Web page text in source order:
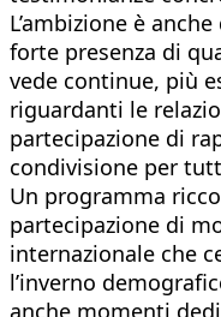
L’ambizione è
forte presenza di
vede continue, più
riguardanti le
partecipazione di
condivisione per
Un programma
partecipazione di
internazionale che
l’inverno
anche momenti